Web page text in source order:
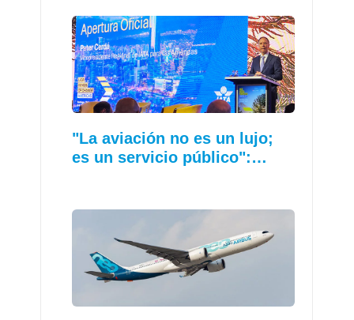
"La aviación no es un lujo;
es un servicio público":…